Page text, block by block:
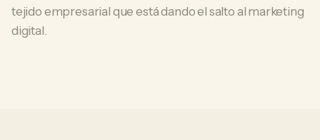
tejido empresarial que está dando el salto al marketing
digital.